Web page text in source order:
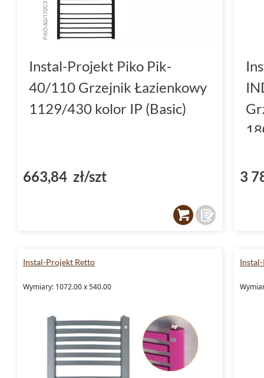
Instal-Projekt Piko Pik-
40/110 Grzejnik Łazienkowy
1129/430 kolor IP (Basic)
663,84 zł/szt
3
Instal-Projekt Retto
Wymiary: 1072.00 x 540.00